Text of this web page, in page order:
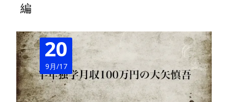
編
20
9月/17